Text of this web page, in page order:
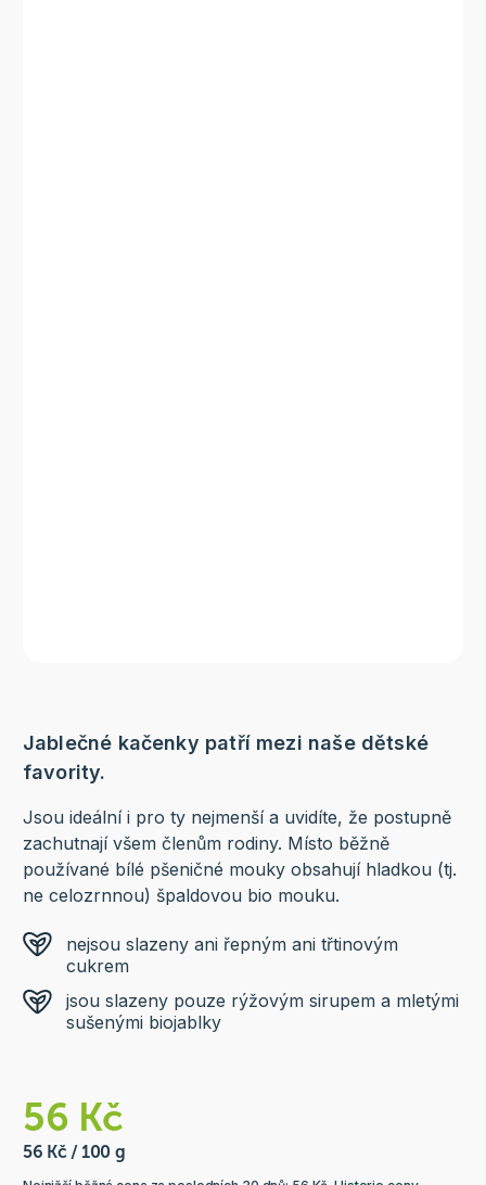
Jablečné kačenky patří mezi naše dětské
favority.
Jsou ideální i pro ty nejmenší a uvidíte, že postupně
zachutnají všem členům rodiny. Místo běžně
používané bílé pšeničné mouky obsahují hladkou (tj.
ne celozrnnou) špaldovou bio mouku.
nejsou slazeny ani řepným ani třtinovým
cukrem
jsou slazeny pouze rýžovým sirupem a mletými
sušenými biojablky
56 Kč
56 Kč / 100 g